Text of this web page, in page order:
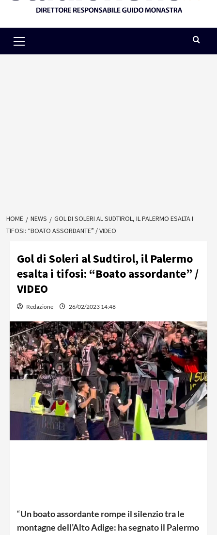
Menu
HOME NEWS
GOL DI SOLERI AL SUDTIROL, IL PALERMO ESALTA I
TIFOSI: “BOATO ASSORDANTE” / VIDEO
Gol di Soleri al Sudtirol, il Palermo
esalta i tifosi: “Boato assordante” /
VIDEO
Redazione 26/02/2023 14:48
“Un boato assordante rompe il silenzio tra le
montagne dell’Alto Adige: ha segnato il Palermo